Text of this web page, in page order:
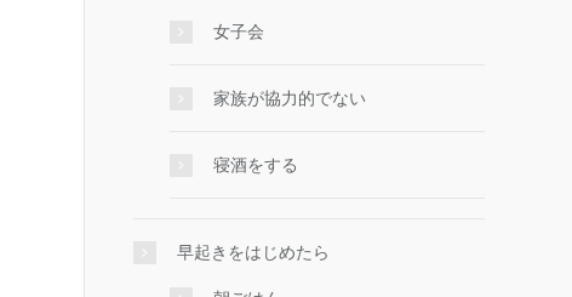
女子会
家族が協力的でない
寝酒をする
早起きをはじめたら